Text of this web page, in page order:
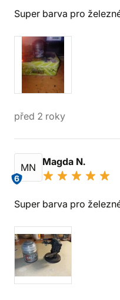
Super barva pro
před 2 roky
MN
6
Magda N.
Super barva pro